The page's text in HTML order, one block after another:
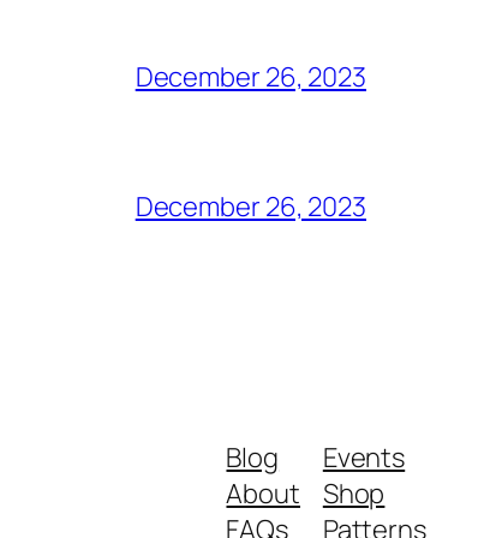
December 26, 2023
December 26, 2023
Blog
About
FAQs
Events
Shop
Patterns